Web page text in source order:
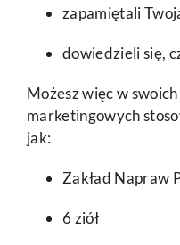
zapamiętali
dowiedzieli się,
Możesz więc w
marketingowych
jak:
Zakład Napraw
6 ziół